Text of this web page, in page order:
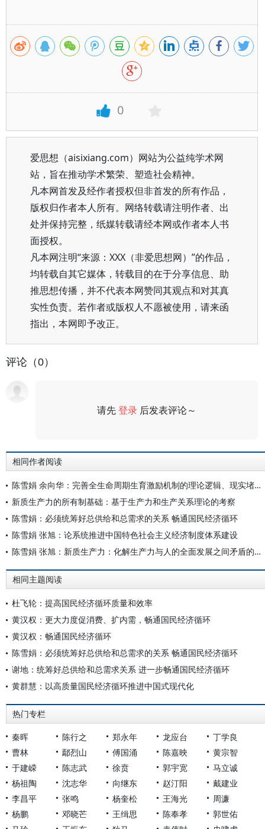
0
爱思想（aisixiang.com）网站为公益纯学术网
站，旨在推动学术繁荣、塑造社会精神。
凡本网首发及经作者授权但非首发的所有作品，
版权归作者本人所有。网络转载请注明作者、出
处并保持完整，纸媒转载请经本网或作者本人书
面授权。
凡本网注明“来源：XXX（非爱思想网）”的作品，
均转载自其它媒体，转载目的在于分享信息、助
推思想传播，并不代表本网赞同其观点和对其真
实性负责。若作者或版权人不愿被使用，请来函
指出，本网即予改正。
评论（0）
请先登录 后发表评论～
相同作者阅读
陈雪娟 余向华：完善全生命周期生育激励机制的理论逻辑、现实堵点和化解对策
新质生产力的所有制基础：基于生产力和生产关系理论的考察
陈雪娟：必须统筹好总供给和总需求的关系 畅通国民经济循环
陈雪娟 张旭：论系统推进中国特色社会主义经济制度体系建设
陈雪娟 张旭：新质生产力：化解生产力与人的全面发展之间矛盾的革命性力量
相同主题阅读
杜飞轮：提高国民经济循环质量和效率
黄汉权：更大力度促消费、扩内需，畅通国民经济循环
黄汉权：畅通国民经济循环
陈雪娟：必须统筹好总供给和总需求的关系 畅通国民经济循环
谢地：统筹好总供给和总需求关系 进一步畅通国民经济循环
黄群慧：以高质量国民经济循环推进中国式现代化
热门专栏
秦晖 陈行之 郑永年 龙应台
丁学良
曹林
鄢烈山 傅国涌 陈嘉映
黄宗智
于建嵘
陈志武 徐贲 郭宇宽
马立诚
杨祖陶
沈志华 向继东 赵汀阳
戴建业
李昌平
张鸣 杨奎松 王海光
周濂
杨鹏
邓晓芒 王缉思 陈奉孝
郭世佑